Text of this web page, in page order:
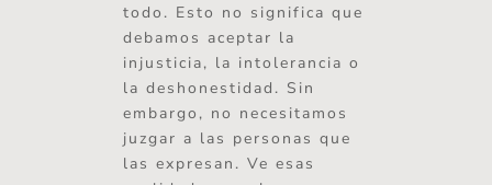
todo. Esto no significa que
debamos aceptar la
injusticia, la intolerancia o
la deshonestidad. Sin
embargo, no necesitamos
juzgar a las personas que
las expresan. Ve esas